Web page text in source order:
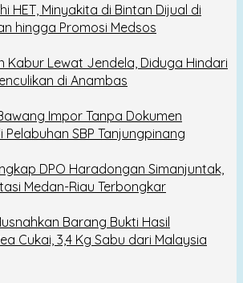
HET, Minyakita di Bintan Dijual di
hingga Promosi Medsos
Kabur Lewat Jendela, Diduga Hindari
di Anambas
Impor Tanpa Dokumen
Pelabuhan SBP Tanjungpinang
DPO Haradongan Simanjuntak,
Medan-Riau Terbongkar
Barang Bukti Hasil
Cukai, 3,4 Kg Sabu dari Malaysia